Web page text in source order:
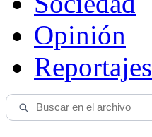
Opinión
Reportajes